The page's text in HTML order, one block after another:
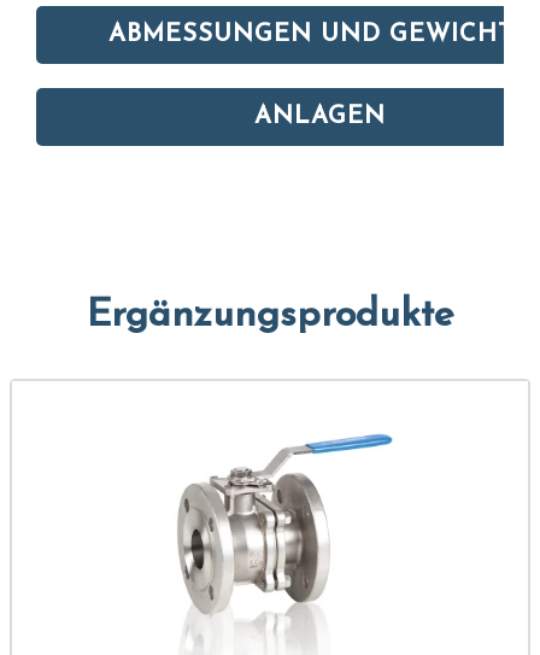
ABMESSUNGEN UND GEWICHTE
ANLAGEN
Ergänzungsprodukte